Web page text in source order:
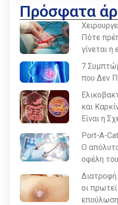
Πρόσφατα
Πότε
γίνεται η
7
που Δεν
και
Είναι η
Port-A-
Ο
οφέλη του
Διατροφή
οι
επούλωση